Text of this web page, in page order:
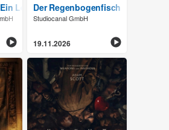
Leben lang
Der Regenbogenfisch
Studiocanal GmbH
19.11.2026